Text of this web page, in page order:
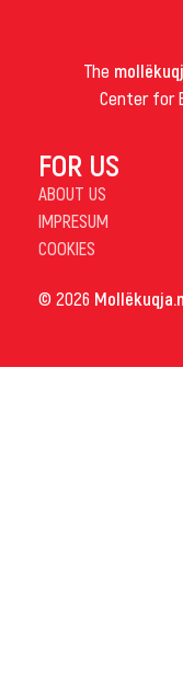
The
Center for
FOR US
ABOUT US
IMPRESUM
COOKIES
© 2026